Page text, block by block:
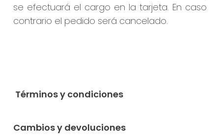
se efectuará el cargo en la tarjeta. En caso
contrario el pedido será cancelado.
Términos y condiciones
Cambios y devoluciones